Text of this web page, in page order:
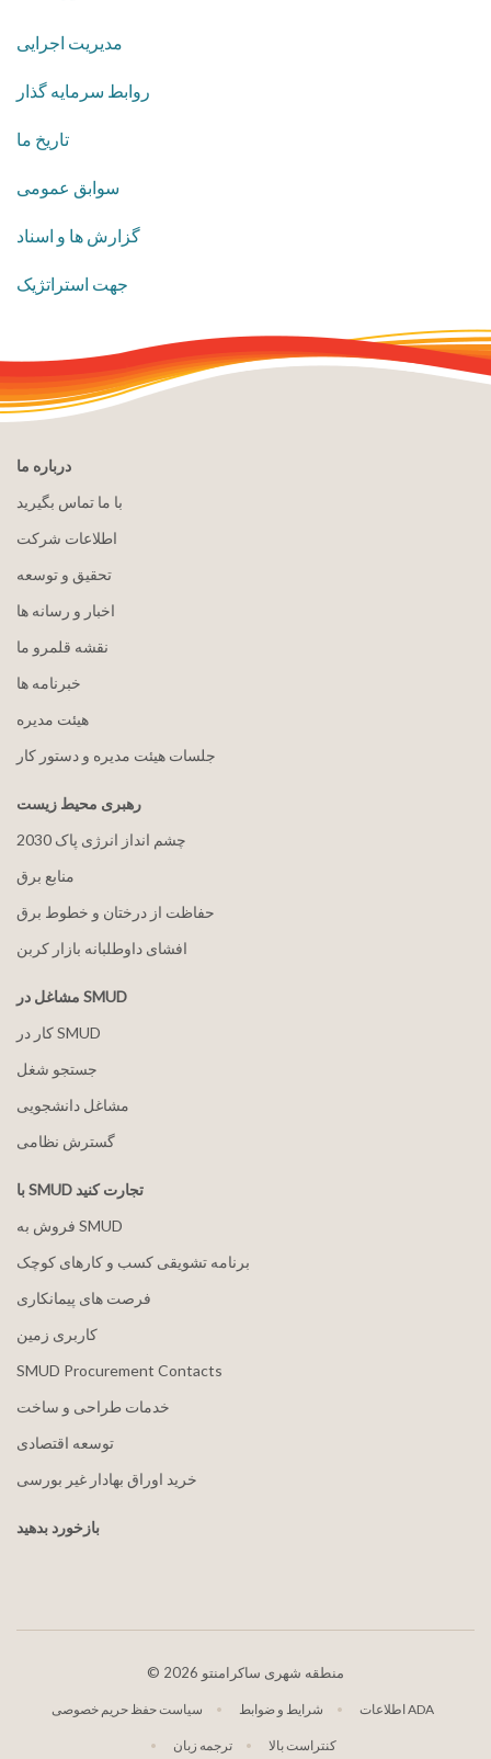
​مدیریت اجرایی
روابط سرمایه گذار
تاریخ ما
​سوابق عمومی
​گزارش ها و اسناد
​جهت استراتژیک
درباره ما
با ما تماس بگیرید
اطلاعات شرکت
تحقیق و توسعه
اخبار و رسانه ها
نقشه قلمرو ما
خبرنامه ها
هيئت مدیره
جلسات هیئت مدیره و دستور کار
رهبری محیط زیست
2030 چشم انداز انرژی پاک
منابع برق
حفاظت از درختان و خطوط برق
افشای داوطلبانه بازار کربن
مشاغل در SMUD
کار در SMUD
جستجو شغل
مشاغل دانشجویی
گسترش نظامی
با SMUD تجارت کنید
فروش به SMUD
برنامه تشویقی کسب و کارهای کوچک
فرصت های پیمانکاری
کاربری زمین
SMUD Procurement Contacts
خدمات طراحی و ساخت
توسعه اقتصادی
خرید اوراق بهادار غیر بورسی
بازخورد بدهید
© 2026 منطقه شهری ساکرامنتو
سیاست حفظ حریم خصوصی شرایط و ضوابط اطلاعات ADA
ترجمه زبان کنتراست بالا